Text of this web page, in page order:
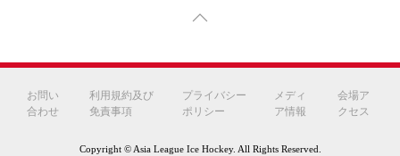
お問い
合わせ
利用規約及び
免責事項
プライバシー
ポリシー
メディ
ア情報
会場ア
クセス
Copyright © Asia League Ice Hockey. All Rights Reserved.